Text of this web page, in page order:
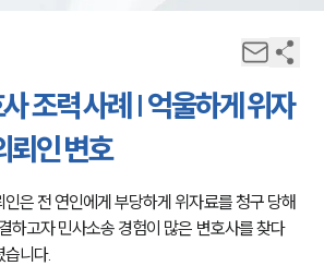
조력 사례 | 억울하게 위자
뢰인 변호
은 전 연인에게 부당하게 위자료를 청구 당해
하고자 민사소송 경험이 많은 변호사를 찾다
니다.